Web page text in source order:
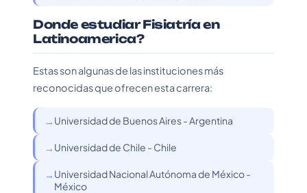
Donde estudiar Fisiatría en
Latinoamerica?
Estas son algunas de las instituciones más
reconocidas que ofrecen esta carrera:
Universidad de Buenos Aires - Argentina
Universidad de Chile - Chile
Universidad Nacional Autónoma de México -
México